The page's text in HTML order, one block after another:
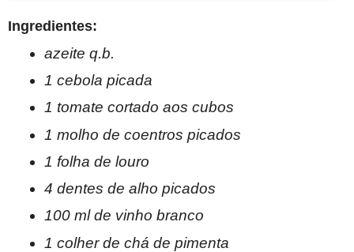
Ingredientes:
azeite q.b.
1 cebola picada
1 tomate cortado aos cubos
1 molho de coentros picados
1 folha de louro
4 dentes de alho picados
100 ml de vinho branco
1 colher de chá de pimenta